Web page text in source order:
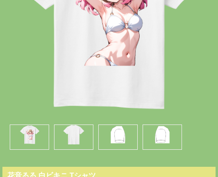
花音るる 白ビキニ Tシャツ